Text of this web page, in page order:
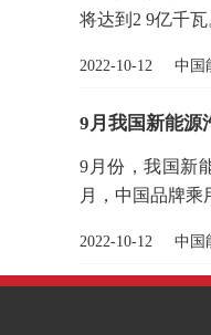
将达到2 9亿千
2022-10-12 中国
9月我国新能源
9月份，我国新
月，中国品牌乘
2022-10-12 中国